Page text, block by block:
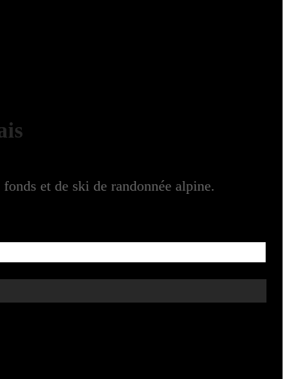
et de ski de randonnée alpine.